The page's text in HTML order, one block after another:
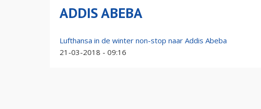
ADDIS ABEBA
Lufthansa in de winter non-stop naar Addis Abeba
21-03-2018 - 09:16